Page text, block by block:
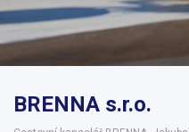
BRENNA s.r.o.